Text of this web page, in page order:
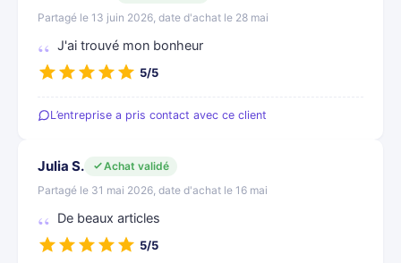
Partagé le 13 juin 2026, date d'achat le 28 mai
J'ai trouvé mon bonheur
5/5
L’entreprise a pris contact avec ce client
Julia S.
Achat validé
Partagé le 31 mai 2026, date d'achat le 16 mai
De beaux articles
5/5